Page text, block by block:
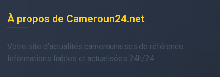
À propos de Cameroun24.net
Votre site d'actualités camerounaises de référence.
Informations fiables et actualisées 24h/24.